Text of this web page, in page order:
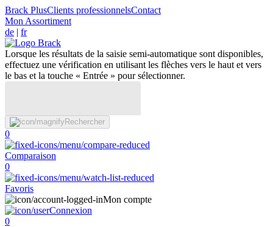
Brack PlusClients professionnelsContact
Mon Assortiment
de | fr
Lorsque les résultats de la saisie semi-automatique sont disponibles,
effectuez une vérification en utilisant les flèches vers le haut et vers
le bas et la touche « Entrée » pour sélectionner.
Rechercher
0
Comparaison
0
Favoris
Mon compte
Connexion
0